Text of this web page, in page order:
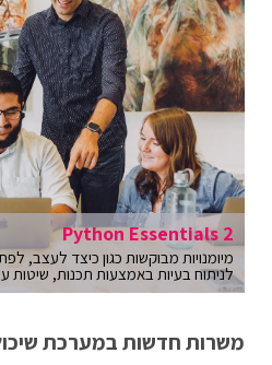
Python Essentials 2
מיומנויות מבוקשות כגון כיצד לעצב,
לניתוח בעיות באמצעות תכנות, שיטות
משרות חדשות במערכת